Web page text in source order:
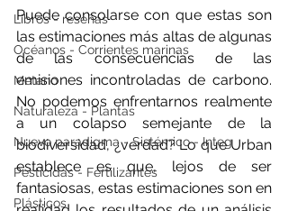
Libros - reseñas
Océanos - Corrientes marinas
Metano
Naturaleza - Plantas
Nuevo paradigma - Sistémico - Integ
Pesticidas - Fertilizantes
Plásticos
Puede consolarse con que estas son
las estimaciones más altas de algunas
de las consecuencias de las
emisiones incontroladas de carbono.
No podemos enfrentarnos realmente
a un colapso semejante de la
biodiversidad, ¿verdad? Lo que Urban
establece es que, lejos de ser
fantasiosas, estas estimaciones son en